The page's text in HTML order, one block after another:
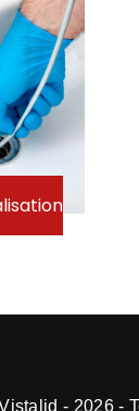
- 2026 -